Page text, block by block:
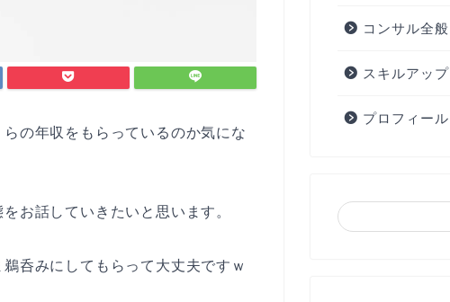
の年収をもらっているのか気にな
お話していきたいと思います。
呑みにしてもらって大丈夫ですｗ
コンサル全般
スキルアップ
プロフィール